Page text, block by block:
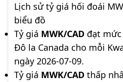
Lịch sử tỷ giá hối đoái
biểu đồ
Tỷ giá MWK/CAD đạt
Đô la Canada cho mỗi
ngày 2026-07-09.
Tỷ giá MWK/CAD thấp